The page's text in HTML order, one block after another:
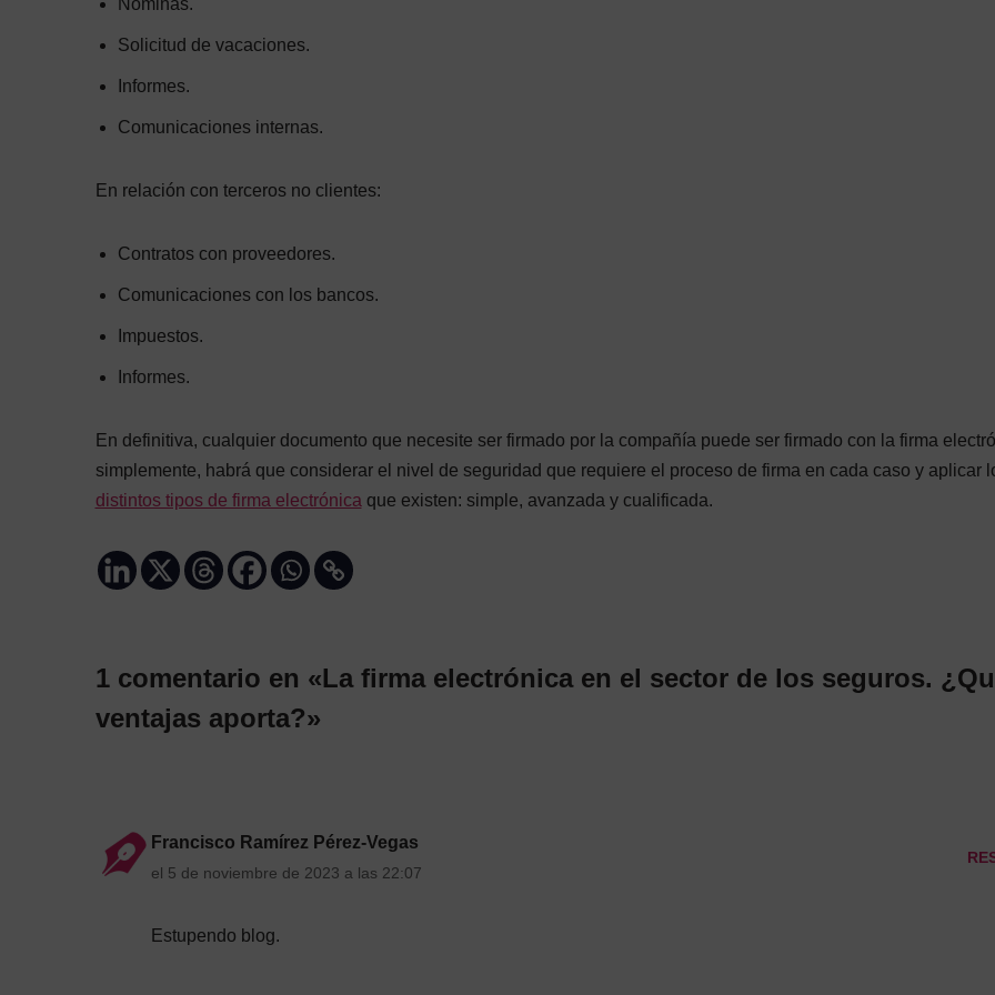
Nóminas.
Solicitud de vacaciones.
Informes.
Comunicaciones internas.
En relación con terceros no clientes:
Contratos con proveedores.
Comunicaciones con los bancos.
Impuestos.
Informes.
En definitiva, cualquier documento que necesite ser firmado por la compañía puede ser firmado con la firma
simplemente, habrá que considerar el nivel de seguridad que requiere el proceso de firma en cada caso y aplicar
distintos tipos de firma electrónica que existen: simple, avanzada y cualificada.
1 comentario en «La firma electrónica en el sector de los seguros.
ventajas aporta?»
Francisco Ramírez Pérez-Vegas
el 5 de noviembre de 2023 a las 22:07
Estupendo blog.